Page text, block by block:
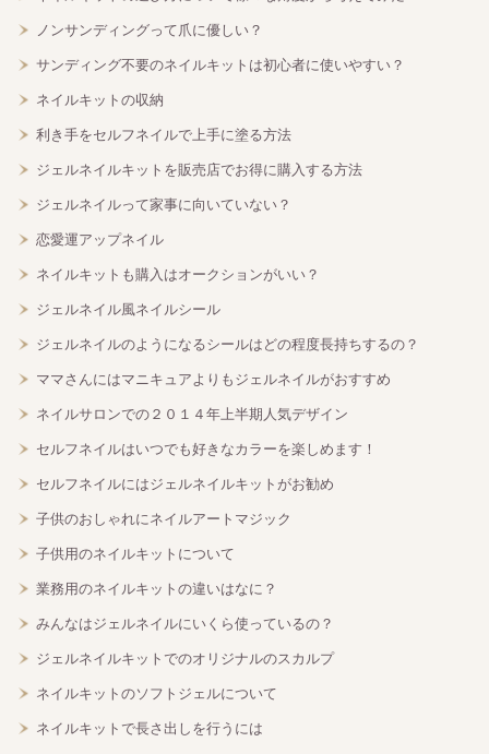
ノンサンディングって爪に優しい？
サンディング不要のネイルキットは初心者に使いやすい？
ネイルキットの収納
利き手をセルフネイルで上手に塗る方法
ジェルネイルキットを販売店でお得に購入する方法
ジェルネイルって家事に向いていない？
恋愛運アップネイル
ネイルキットも購入はオークションがいい？
ジェルネイル風ネイルシール
ジェルネイルのようになるシールはどの程度長持ちするの？
ママさんにはマニキュアよりもジェルネイルがおすすめ
ネイルサロンでの２０１４年上半期人気デザイン
セルフネイルはいつでも好きなカラーを楽しめます！
セルフネイルにはジェルネイルキットがお勧め
子供のおしゃれにネイルアートマジック
子供用のネイルキットについて
業務用のネイルキットの違いはなに？
みんなはジェルネイルにいくら使っているの？
ジェルネイルキットでのオリジナルのスカルプ
ネイルキットのソフトジェルについて
ネイルキットで長さ出しを行うには